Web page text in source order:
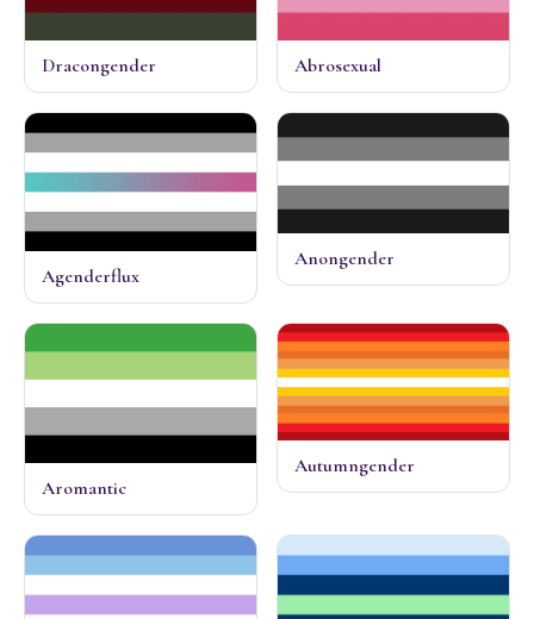
Dracongender Abrosexual
Agenderflux
Anongender
Aromantic
Autumngender